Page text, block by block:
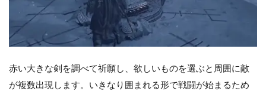
赤い大きな剣を調べて祈願し、欲しいものを選ぶと周囲に敵
が複数出現します。いきなり囲まれる形で戦闘が始まるため